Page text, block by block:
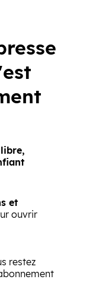
et
ouvrir
restez